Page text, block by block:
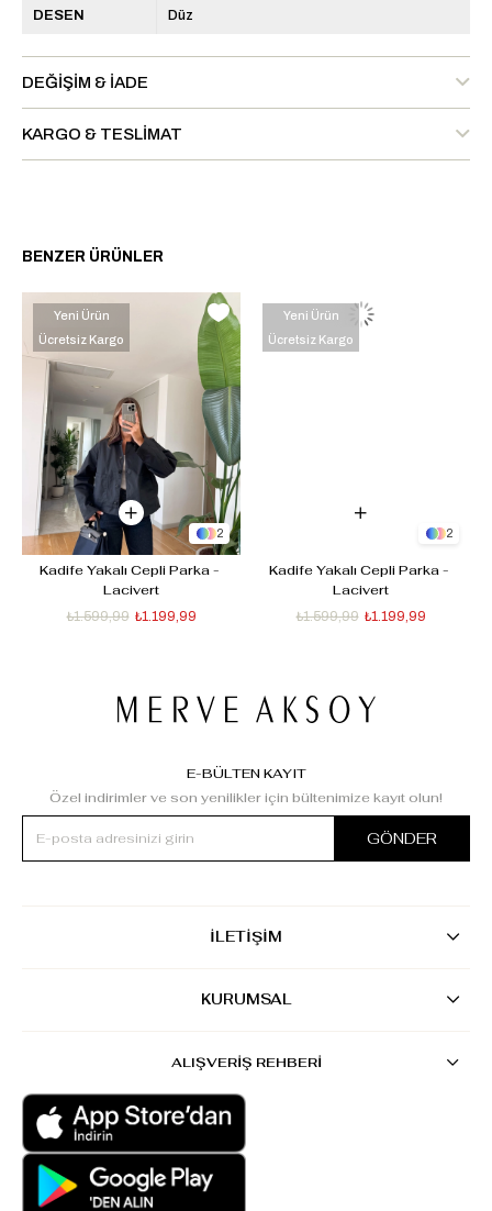
DESEN Düz
DEĞIŞIM & İADE
KARGO & TESLIMAT
BENZER ÜRÜNLER
2
Kadife Yakalı Cepli Parka -
Lacivert
₺1.199,99
₺1.599,99
Yeni Ürün
Ücretsiz Kargo
2
Kadife Yakalı Cepli Parka -
Lacivert
₺1.199,99
₺1.599,99
Yeni Ürün
Ücretsiz Kargo
E-BÜLTEN KAYIT
Özel indirimler ve son yenilikler için bültenimize kayıt olun!
GÖNDER
İLETİŞİM
KURUMSAL
ALIŞVERİŞ REHBERİ